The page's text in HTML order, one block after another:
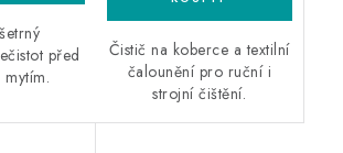
před
mytím.
Čistič na koberce a textilní
čalounění pro ruční i
strojní čištění.